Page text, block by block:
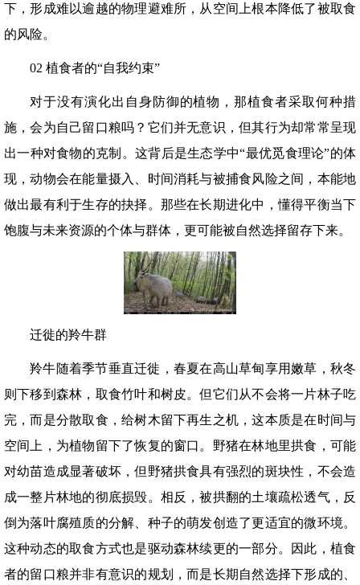
下，形成难以逾越的物理避难所，从空间上根本降低了被取食
的风险。
02 植食者的“自我约束”
对于没有演化出自身防御的植物，那植食者采取何种措
施，会为自己留口粮吗？它们并无意识，但其行为却常常呈现
出一种对食物的克制。这背后是生态学中“最优觅食理论”的体
现，动物会在能量摄入、时间消耗与被捕食风险之间，本能地
做出最有利于生存的抉择。那些在长期进化中，懂得平衡当下
饱腹与未来资源的个体与群体，更可能被自然选择留存下来。
迁徙的羚牛群
羚牛随着季节垂直迁徙，春夏在高山草甸享用嫩草，秋冬
则下移到森林，取食竹叶和树皮。但它们从不会将一片林子吃
完，而是分散取食，给树木留下再生之机，这本质是在时间与
空间上，为植物留下了恢复的窗口。野猪在林地里拱食，可能
对幼苗造成显著破坏，但野猪拱食具有强烈的斑块性，不会造
成一整片林地的彻底损毁。相反，被拱翻的土壤疏松透气，反
倒为落叶腐殖质的分解、种子的萌发创造了更适宜的微环境。
这种动态的取食方式也是驱动森林续更的一部分。因此，植食
者的留口粮并非有意识的规划，而是长期自然选择下形成的、